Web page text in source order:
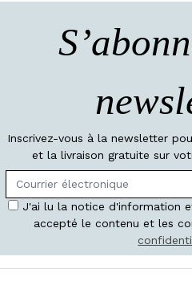
Inscrivez-vous à la newsletter
et la livraison gratuite sur
J'ai lu la notice d'information
accepté le contenu et les